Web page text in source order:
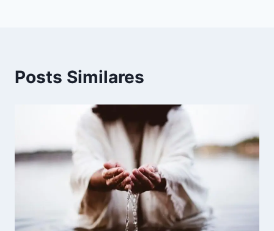
Posts Similares